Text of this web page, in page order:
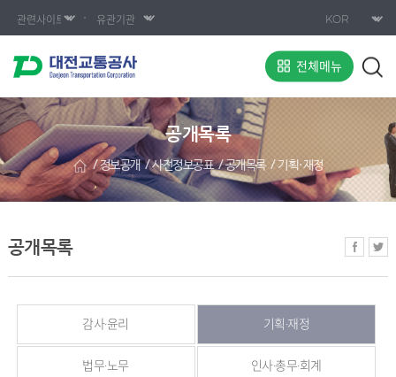
전체메뉴
공개목록
정보공개 사전정보공표 공개목록 기획·재정
공개목록
감사·윤리 기획·재정
법무·노무 인사·총무·회계